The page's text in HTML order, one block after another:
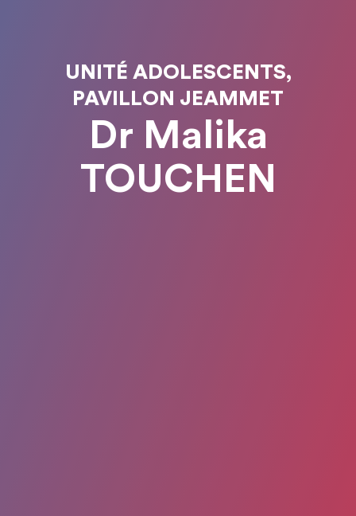
UNITÉ ADOLESCENTS,
PAVILLON JEAMMET
Dr Malika
TOUCHEN